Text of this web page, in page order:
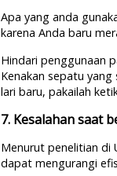
Apa yang anda
karena Anda baru
Hindari penggunaan
Kenakan sepatu
lari baru, pakailah
7. Kesalahan saat
Menurut penelitian di
dapat mengurangi